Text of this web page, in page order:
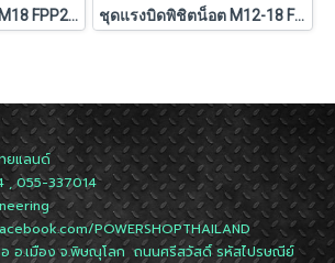
ชุดพร้อมลุยทุกงาน M18 FPP2LR2613-502 Milwaukee (M18-FPD3+M18-FSAGV100XB-0X0) ชุดแรงบิดพิชิตน็อต M12-18 FPP2LR2605-522X TH Milwaukee (M18-FMTIW2F12-0X0+M12-FRAIWF12-0)
ยแลนด์
, 055-337014
POWERSHOPTHAILAND
อ.เมือง จ.พิษณุโลก ถนนศรีสวัสดิ์ รหัสไปรษณีย์